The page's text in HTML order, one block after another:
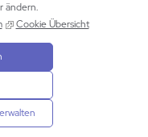
ändern.
Cookie Übersicht